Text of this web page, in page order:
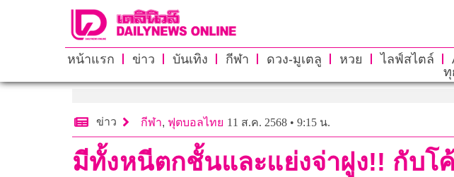
หน้าแรก ข่าว บันเทิง กีฬา ดวง-มูเตลู หวย ไลฟ์สไตล์
ทุ
ข่าว กีฬา, ฟุตบอลไทย 11 ส.ค. 2568 • 9:15 น.
มีทั้งหนีตกชั้นและแย่งจ่าฝูง!! กับ